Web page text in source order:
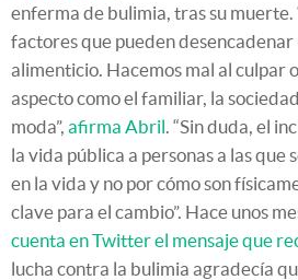
enferma de bulimia, tras su muerte.
factores que pueden
alimenticio. Hacemos mal al culpar
aspecto como el familiar, la
moda”, afirma Abril . “Sin duda, el
la vida pública a personas a las que
en la vida y no por cómo son
clave para el cambio”. Hace unos
cuenta en Twitter el mensaje que
lucha contra la bulimia agradecía